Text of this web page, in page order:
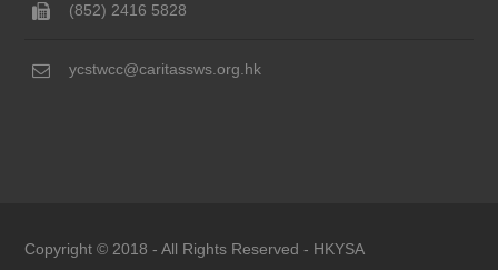
(852) 2416 5828
ycstwcc@caritassws.org.hk
Copyright © 2018 - All Rights Reserved - HKYSA